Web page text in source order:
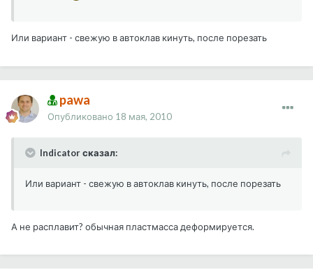
Или вариант - свежую в автоклав кинуть, после порезать
pawa
Опубликовано 18 мая, 2010
Indicator сказал:
Или вариант - свежую в автоклав кинуть, после порезать
А не расплавит? обычная пластмасса деформируется.